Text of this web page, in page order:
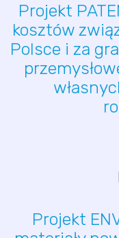
Projekt
kosztów
Polsce i za
Projekt